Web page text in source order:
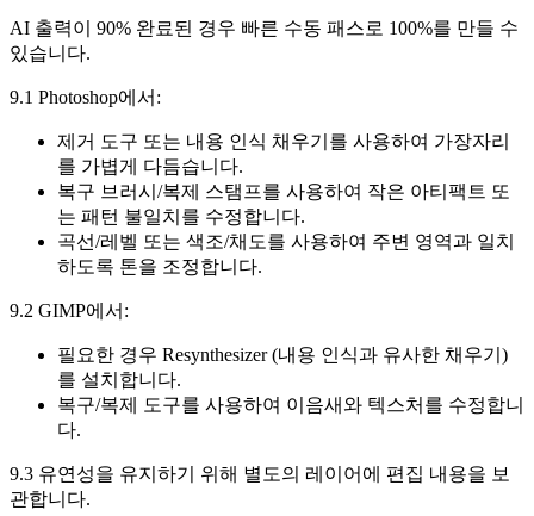
AI 출력이 90% 완료된 경우 빠른 수동 패스로 100%를 만들 수
있습니다.
9.1 Photoshop에서:
제거 도구 또는 내용 인식 채우기를 사용하여 가장자리
를 가볍게 다듬습니다.
복구 브러시/복제 스탬프를 사용하여 작은 아티팩트 또
는 패턴 불일치를 수정합니다.
곡선/레벨 또는 색조/채도를 사용하여 주변 영역과 일치
하도록 톤을 조정합니다.
9.2 GIMP에서:
필요한 경우 Resynthesizer (내용 인식과 유사한 채우기)
를 설치합니다.
복구/복제 도구를 사용하여 이음새와 텍스처를 수정합니
다.
9.3 유연성을 유지하기 위해 별도의 레이어에 편집 내용을 보
관합니다.